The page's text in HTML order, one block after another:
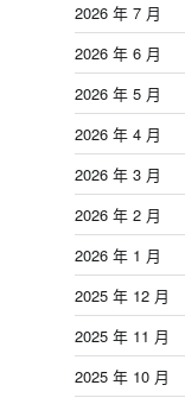
2026 年 7 月
2026 年 6 月
2026 年 5 月
2026 年 4 月
2026 年 3 月
2026 年 2 月
2026 年 1 月
2025 年 12 月
2025 年 11 月
2025 年 10 月